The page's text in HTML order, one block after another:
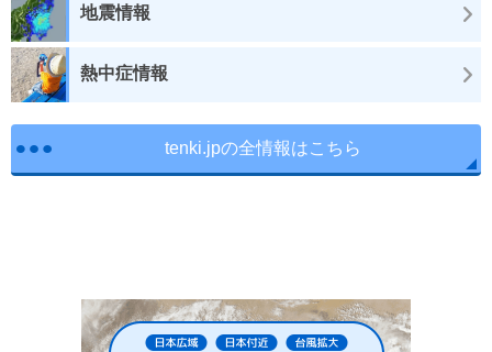
地震情報
熱中症情報
tenki.jpの全情報はこちら